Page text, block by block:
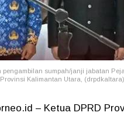
sumpah/janji jabatan
Kalimantan Utara, (drpdkaltara)
– Ketua DPRD